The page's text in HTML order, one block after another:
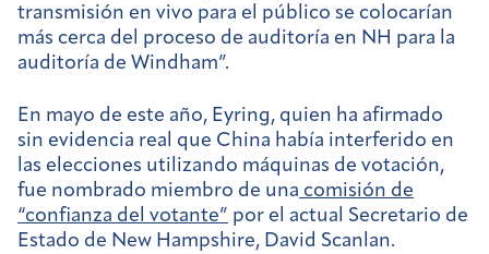
transmisión en vivo para el público se colocarían
más cerca del proceso de auditoría en NH para la
auditoría de Windham”.
En mayo de este año, Eyring, quien ha afirmado
sin evidencia real que China había interferido en
las elecciones utilizando máquinas de votación,
fue nombrado miembro de una comisión de
“confianza del votante” por el actual Secretario de
Estado de New Hampshire, David Scanlan.